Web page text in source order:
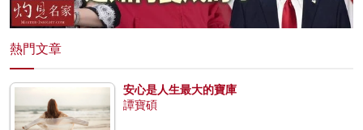
熱門文章
安心是人生最大的寶庫
譚寶碩